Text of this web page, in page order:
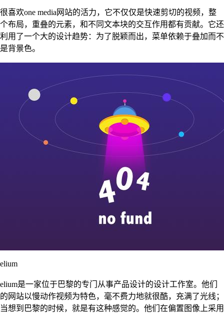
很喜欢one media网站的活力，它不仅仅是快速剪切的视频，整
个布局，重叠的元素，和不同文本块的交互作用都有贡献。它还
利用了一个大的设计趋势：为了脱颖而出，菜单依赖于叠加而不
是背景色。
elium
elium是一家位于巴黎的专门从事产品设计的设计工作室。他们
的网站以慢动作视频为特色，毫不费力地就很酷，充满了光线；
当想到巴黎的时候，就是有这种感觉的。他们在偏置图像上采用